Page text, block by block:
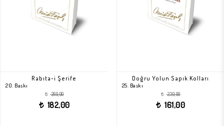
Rabıta-i Şerife
20. Baskı
t
260,00
t
182,00
Doğru Yolun Sapık Kolları
25. Baskı
t
230,00
t
161,00